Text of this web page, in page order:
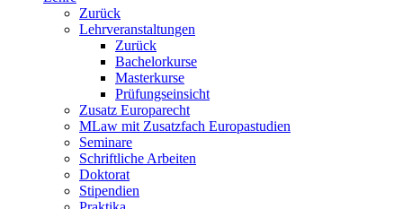
Zurück
Lehrveranstaltungen
Zurück
Bachelorkurse
Masterkurse
Prüfungseinsicht
Zusatz Europarecht
MLaw mit Zusatzfach Europastudien
Seminare
Schriftliche Arbeiten
Doktorat
Stipendien